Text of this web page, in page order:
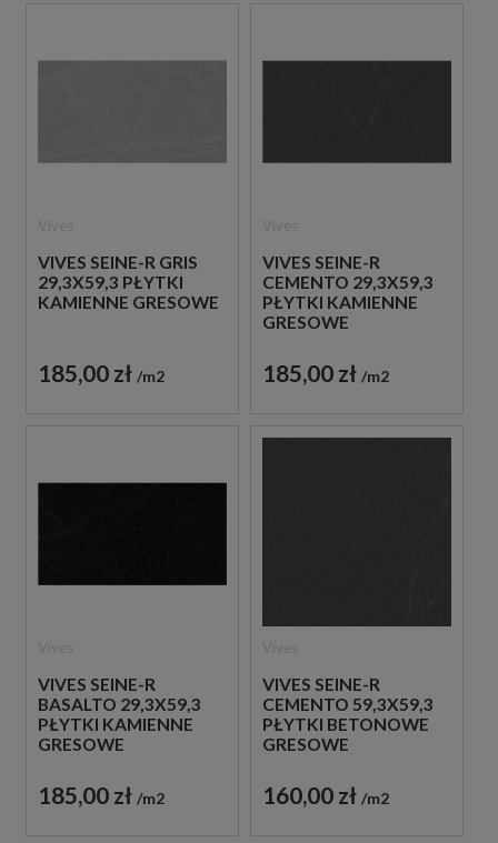
VIVES SEINE-R GRIS
29,3X59,3 PŁYTKI
KAMIENNE GRESOWE
185,00 zł m2
VIVES SEINE-R
CEMENTO 29,3X59,3
PŁYTKI KAMIENNE
GRESOWE
185,00 zł m2
VIVES SEINE-R
BASALTO 29,3X59,3
PŁYTKI KAMIENNE
GRESOWE
185,00 zł m2
VIVES SEINE-R
CEMENTO 59,3X59,3
PŁYTKI BETONOWE
GRESOWE
160,00 zł m2